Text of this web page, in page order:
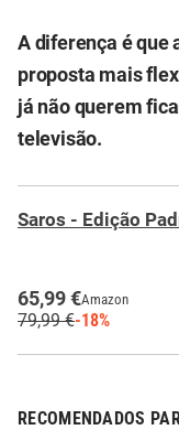
A diferença é que
proposta mais
já não querem
televisão.
Saros - Edição
65,99 €Amazon
79,99 €-18%
RECOMENDADOS